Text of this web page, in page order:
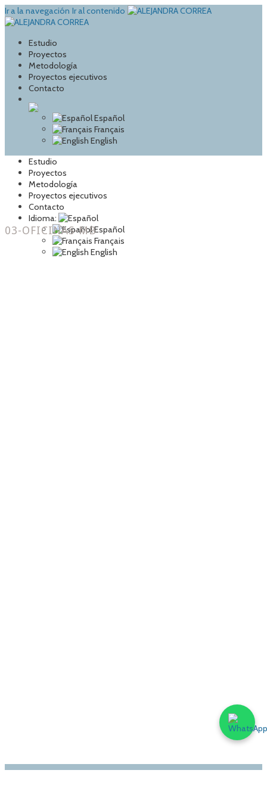
Ir a la navegación Ir al contenido
Estudio
Proyectos
Metodología
Proyectos ejecutivos
Contacto
Español
Français
English
Estudio
Proyectos
Metodología
Proyectos ejecutivos
Contacto
Idioma:
Español
Français
English
03-OFICINAS-MB